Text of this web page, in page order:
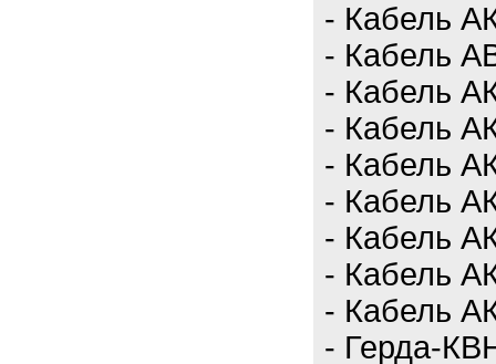
- Кабель
- Кабель
- Кабель
- Кабель
- Кабель
- Кабель
- Кабель
- Кабель
- Кабель
- Герда-